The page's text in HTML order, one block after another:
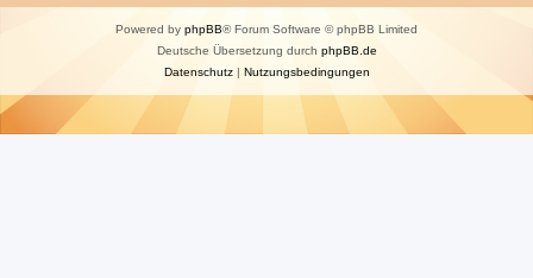
Powered by phpBB® Forum Software © phpBB Limited
Deutsche Übersetzung durch phpBB.de
Datenschutz| Nutzungsbedingungen